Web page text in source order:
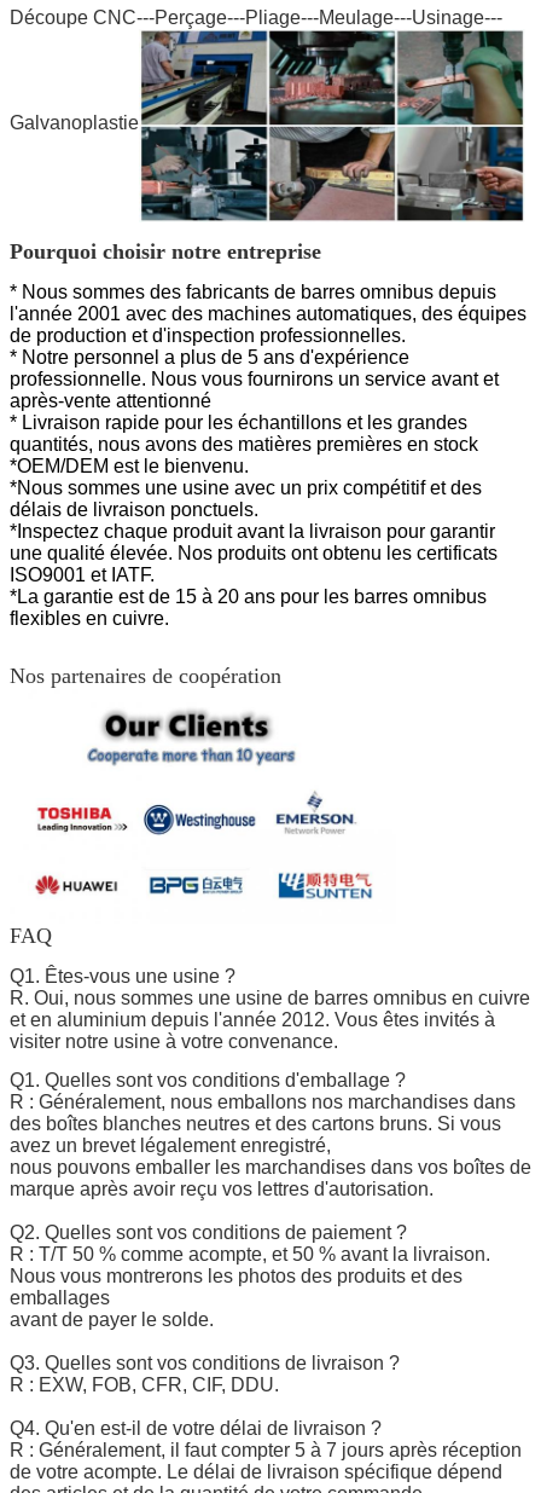
Découpe CNC---Perçage---Pliage---Meulage---Usinage---
Galvanoplastie
Pourquoi choisir notre entreprise
* Nous sommes des fabricants de barres omnibus depuis
l'année 2001 avec des machines automatiques, des équipes
de production et d'inspection professionnelles.
* Notre personnel a plus de 5 ans d'expérience
professionnelle. Nous vous fournirons un service avant et
après-vente attentionné
* Livraison rapide pour les échantillons et les grandes
quantités, nous avons des matières premières en stock
*OEM/DEM est le bienvenu.
*Nous sommes une usine avec un prix compétitif et des
délais de livraison ponctuels.
*Inspectez chaque produit avant la livraison pour garantir
une qualité élevée. Nos produits ont obtenu les certificats
ISO9001 et IATF.
*La garantie est de 15 à 20 ans pour les barres omnibus
flexibles en cuivre.
Nos partenaires de coopération
FAQ
Q1. Êtes-vous une usine ?
R. Oui, nous sommes une usine de barres omnibus en cuivre
et en aluminium depuis l'année 2012. Vous êtes invités à
visiter notre usine à votre convenance.
Q1. Quelles sont vos conditions d'emballage ?
R : Généralement, nous emballons nos marchandises dans
des boîtes blanches neutres et des cartons bruns. Si vous
avez un brevet légalement enregistré,
nous pouvons emballer les marchandises dans vos boîtes de
marque après avoir reçu vos lettres d'autorisation.
Q2. Quelles sont vos conditions de paiement ?
R : T/T 50 % comme acompte, et 50 % avant la livraison.
Nous vous montrerons les photos des produits et des
emballages
avant de payer le solde.
Q3. Quelles sont vos conditions de livraison ?
R : EXW, FOB, CFR, CIF, DDU.
Q4. Qu'en est-il de votre délai de livraison ?
R : Généralement, il faut compter 5 à 7 jours après réception
de votre acompte. Le délai de livraison spécifique dépend